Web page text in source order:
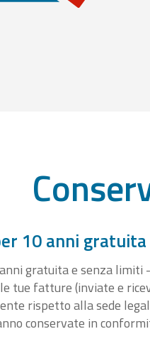
10 anni
gratuita e senza limiti
tue fatture (inviate e
rispetto alla sede
conservate in